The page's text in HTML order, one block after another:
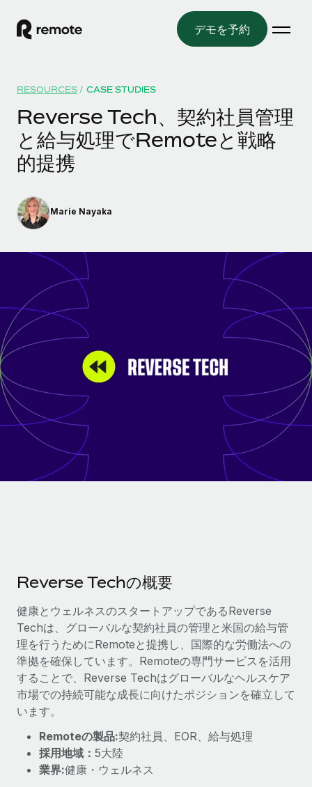
デモを予約
グローバル雇用
グローバル給与処理
Employer of Record（EOR）
Contractor of Record
世界中の契約社員と法令を遵守して契約
契約社員管理
世界中の契約社員をオンボーディングし、管理
複雑な雇用関連業務を外部委託
インフラ
Remote統合
人事機能をワークフローにシームレスに統合する
プラットフォーム
基本的なビジネスツールを活用して業務プロセスを効率化す
サービス
専門家に相談
グローバル人事・コンプライアンスの専門サポート
バックグラウンドチェック
候補者の選考プロセスをシンプルに
Compliance Watchtower
ソリューション
各国の制度に対応
/国別のグローバル雇用支援を検索する
米国の各州において採用プロセスを簡素化する
Remoteを他社と比較
他社と比較した、当社の強みを確認する
スタートアップ
成長中の企業向けのアジャイルなグローバルHR・給与処理ソ
リューション
ミッドマーケット
カスタマイズされた人事ソリューションでチームを拡大する
企業
グローバルな人事機能を柔軟に自社プラットフォームへ統合
パートナーとして登録
当社とのパートナーシップの可能性を検討する
Remote Build 近日リリース予定
統合とAI自動化に関するコンサルティング
活用事例
Reverse Tech、契約社員管理と給与処理でRemote
と戦略的提携
リソース
ツールと計算ツール
従業員コスト計算ツール
各国の総従業員コストを計算する
契約社員の報酬計算ツール
グローバルな契約社員向けに、通貨オプションと支払スピー
ドを確認する
REMOTEで学習
リサーチおよびガイド
活用事例
HR用語集
ニュースルーム
給与・人材情報
情報センター
サポートを依頼する
すべてのリソースを表示する
価格
日本語
English
Nederlands
Deutsch
Español
Italiano
한국어
中文（简体）
RESOURCES / CASE STUDIES
Reverse Tech、契約社員管理
と給与処理でRemoteと戦略
的提携
Marie Nayaka
Reverse Techの概要
健康とウェルネスのスタートアップであるReverse
Techは、グローバルな契約社員の管理と米国の給与管
理を行うためにRemoteと提携し、国際的な労働法への
準拠を確保しています。Remoteの専門サービスを活用
することで、Reverse Techはグローバルなヘルスケア
市場での持続可能な成長に向けたポジションを確立して
います。
Remoteの製品:契約社員、EOR、給与処理
採用地域： 5大陸
業界:健康・ウェルネス